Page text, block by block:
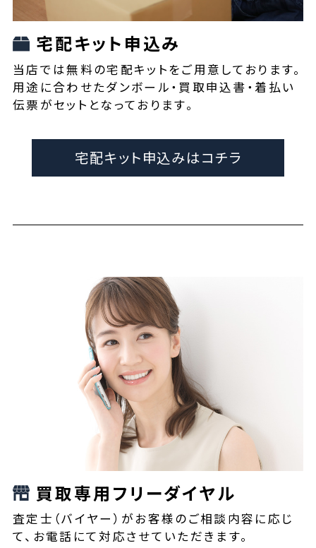
宅配キット申込み
当店では無料の宅配キットをご用意しております。
用途に合わせたダンボール・買取申込書・着払い
伝票がセットとなっております。
宅配キット申込みはコチラ
買取専用フリーダイヤル
査定士（バイヤー）がお客様のご相談内容に応じ
て、お電話にて対応させていただきます。